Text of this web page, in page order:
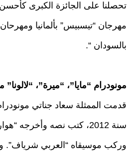
تحصلنا على الجائزة الكبرى
مهرجان “تيسبيس” بألمانيا ومهرحان
بالسودان “.
مونودرام “مايا”، “ميرة”، “لالونا”
قدمت الممثلة سعاد جناتي
سنة 2012، كتب نصه وأخرجه
وركب موسيقاه “العربي